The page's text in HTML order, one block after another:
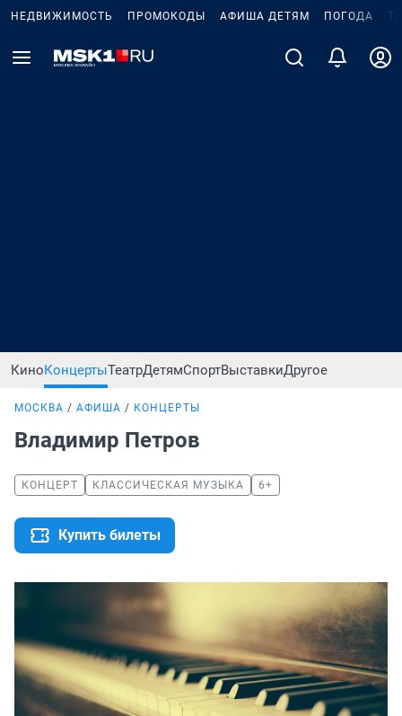
НЕДВИЖИМОСТЬ ПРОМОКОДЫ АФИША ДЕТЯМ ПОГОДА
КиноКонцертыТеатрДетямСпортВыставкиДругое
МОСКВА АФИША КОНЦЕРТЫ
Владимир Петров
КОНЦЕРТ КЛАССИЧЕСКАЯ МУЗЫКА 6+
Купить билеты